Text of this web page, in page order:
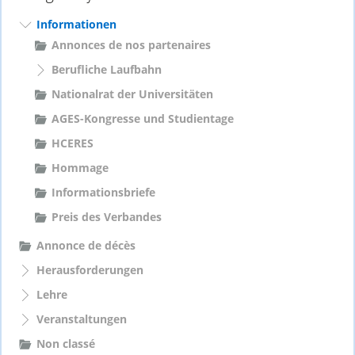
a
Informationen
Annonces de nos partenaires
Berufliche Laufbahn
Nationalrat der Universitäten
AGES-Kongresse und Studientage
HCERES
Hommage
Informationsbriefe
Preis des Verbandes
Annonce de décès
Herausforderungen
Lehre
Veranstaltungen
Non classé